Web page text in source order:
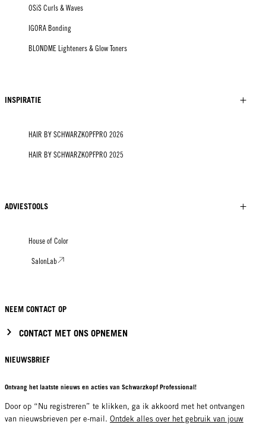
OSiS Curls & Waves
IGORA Bonding
BLONDME Lighteners & Glow Toners
INSPIRATIE
HAIR BY SCHWARZKOPFPRO 2026
HAIR BY SCHWARZKOPFPRO 2025
ADVIESTOOLS
House of Color
SalonLab
NEEM CONTACT OP
CONTACT MET ONS OPNEMEN
NIEUWSBRIEF
Ontvang het laatste nieuws en acties van Schwarzkopf Professional!
Door op “Nu registreren” te klikken, ga ik akkoord met het ontvangen
van nieuwsbrieven per e-mail. Ontdek alles over het gebruik van jouw